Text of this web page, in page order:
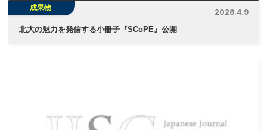
成果物
2026.4.9
北大の魅力を発信する小冊子『SCoPE』公開